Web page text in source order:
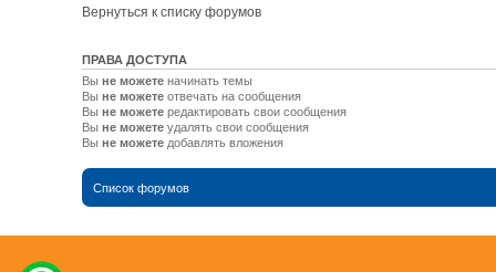
Вернуться к списку форумов
ПРАВА ДОСТУПА
Вы не можетеначинать темы
Вы не можетеотвечать на сообщения
Вы не можетередактировать свои сообщения
Вы не можетеудалять свои сообщения
Вы не можетедобавлять вложения
Список форумов